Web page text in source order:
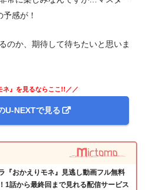
感が！
のか、期待して待ちたいと思いま
ネ』を見るならここ!!／／
U-NEXTで見る
『おかえりモネ』見逃し動画フル無料
1話から最終回まで見れる配信サービス